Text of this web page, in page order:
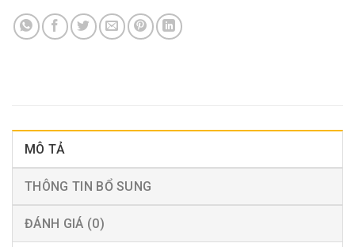
MÔ TẢ
THÔNG TIN BỔ SUNG
ĐÁNH GIÁ (0)